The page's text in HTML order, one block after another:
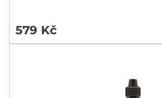
579 Kč